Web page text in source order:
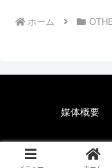
ホーム
媒体概要